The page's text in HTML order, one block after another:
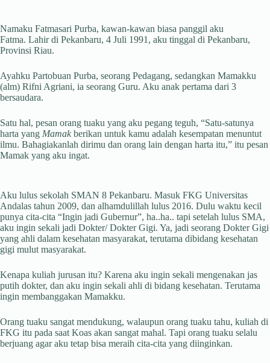
Namaku Fatmasari Purba, kawan-kawan biasa panggil aku
Fatma. Lahir di Pekanbaru, 4 Juli 1991, aku tinggal di Pekanbaru,
Provinsi Riau.
Ayahku Partobuan Purba, seorang Pedagang, sedangkan Mamakku
(alm) Rifni Agriani, ia seorang Guru. Aku anak pertama dari 3
bersaudara.
Satu hal, pesan orang tuaku yang aku pegang teguh, “Satu-satunya
harta yang Mamakberikan untuk kamu adalah kesempatan menuntut
ilmu. Bahagiakanlah dirimu dan orang lain dengan harta itu,” itu pesan
Mamak yang aku ingat.
Aku lulus sekolah SMAN 8 Pekanbaru. Masuk FKG Universitas
Andalas tahun 2009, dan alhamdulillah lulus 2016. Dulu waktu kecil
punya cita-cita “Ingin jadi Gubernur”, ha..ha.. tapi setelah lulus SMA,
aku ingin sekali jadi Dokter/ Dokter Gigi. Ya, jadi seorang Dokter Gigi
yang ahli dalam kesehatan masyarakat, terutama dibidang kesehatan
gigi mulut masyarakat.
Kenapa kuliah jurusan itu? Karena aku ingin sekali mengenakan jas
putih dokter, dan aku ingin sekali ahli di bidang kesehatan. Terutama
ingin membanggakan Mamakku.
Orang tuaku sangat mendukung, walaupun orang tuaku tahu, kuliah di
FKG itu pada saat Koas akan sangat mahal. Tapi orang tuaku selalu
berjuang agar aku tetap bisa meraih cita-cita yang diinginkan.